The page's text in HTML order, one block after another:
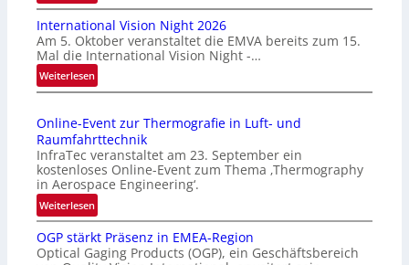
H
o
m
e
p
a
e
‚
H
y
p
e
r
s
International Vision Night 2026
Am 5. Oktober veranstaltet die EMVA bereits zum 15.
Mal die International Vision Night -…
Weiterlesen:
I
t
e
r
n
a
t
o
Online-Event zur Thermografie in Luft- und
Raumfahrttechnik
InfraTec veranstaltet am 23. September ein
kostenloses Online-Event zum Thema ‚Thermography
in Aerospace Engineering‘.
Weiterlesen:
O
n
l
OGP stärkt Präsenz in EMEA-Region
Optical Gaging Products (OGP), ein Geschäftsbereich